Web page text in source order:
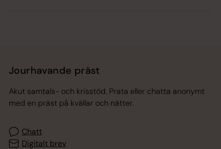
Jourhavande präst
Akut samtals- och krisstöd. Prata eller chatta anonymt
med en präst på kvällar och nätter.
Chatt
Digitalt brev